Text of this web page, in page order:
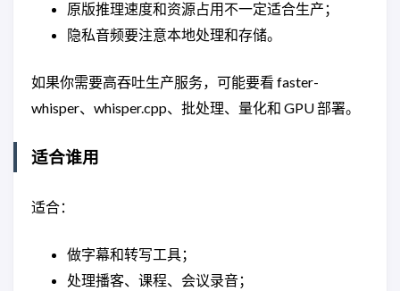
原版推理速度和资源占用不一定适合生产；
隐私音频要注意本地处理和存储。
如果你需要高吞吐生产服务，可能要看 faster-
whisper、whisper.cpp、批处理、量化和 GPU 部署。
适合谁用
适合：
做字幕和转写工具；
处理播客、课程、会议录音；